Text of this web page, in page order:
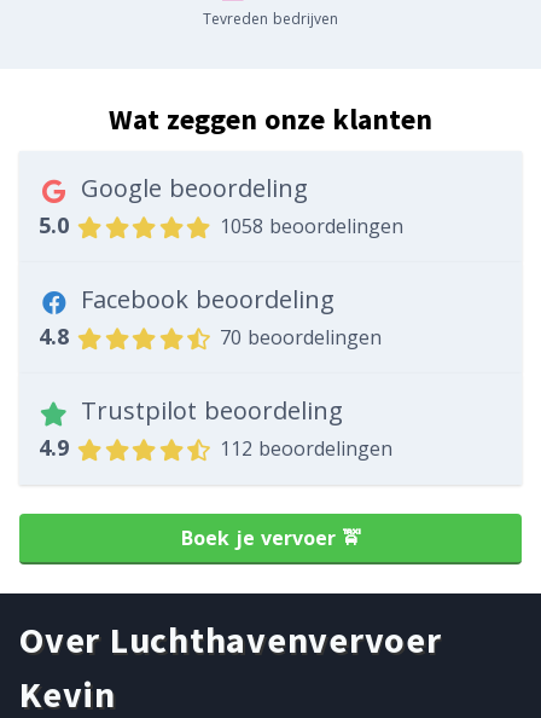
Tevreden bedrijven
Wat zeggen onze klanten
Google beoordeling
5.0 1058 beoordelingen
Facebook beoordeling
4.8 70 beoordelingen
Trustpilot beoordeling
4.9 112 beoordelingen
Boek je vervoer 🚖
Over Luchthavenvervoer
Kevin